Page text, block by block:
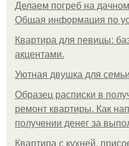
Делаем погреб на
Общая информация по
Квартира для певицы:
акцентами.
Уютная двушка для
Образец расписки в
ремонт квартиры. Как
получении денег за
Квартира с кухней,